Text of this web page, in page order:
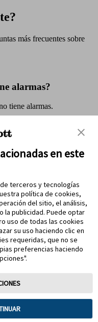
más frecuentes sobre
alarmas?
tiene alarmas.
en este
terceros y tecnologías
política de cookies,
del sitio, el análisis,
la publicidad. Puede optar
uso de todas las cookies
su uso haciendo clic en
requeridas, que no se
preferencias haciendo